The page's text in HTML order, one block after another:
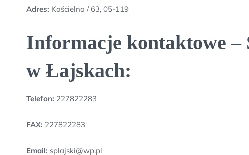
Adres: Kościelna / 63, 05-119
Informacje kontaktowe –
w Łajskach:
Telefon: 227822283
FAX: 227822283
Email: splajski@wp.pl